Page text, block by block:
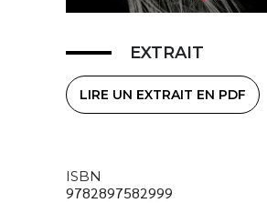
EXTRAIT
LIRE UN EXTRAIT EN PDF
ISBN
9782897582999